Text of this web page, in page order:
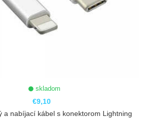
skladom
€9,10
a nabíjací kábel s konektorom Lightning